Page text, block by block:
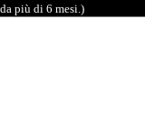
più di 6 mesi.)